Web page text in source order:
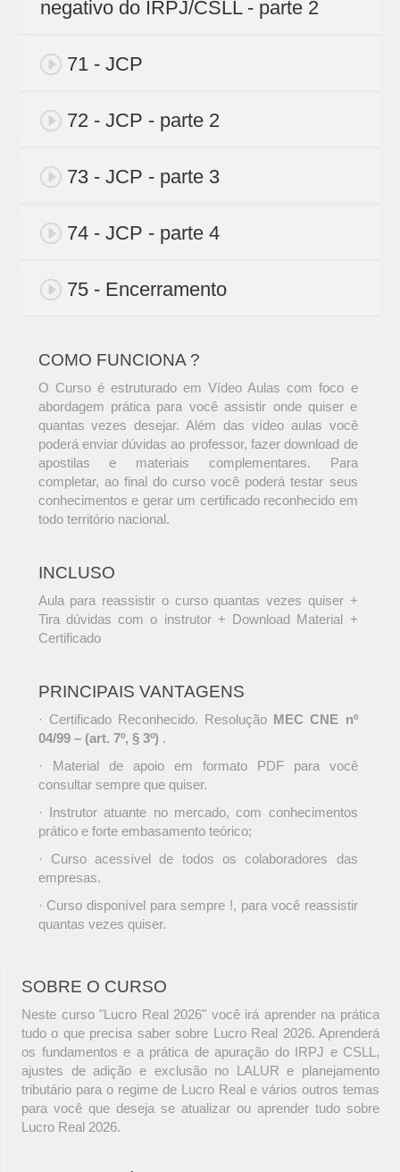
negativo do IRPJ/CSLL - parte 2
71 - JCP
72 - JCP - parte 2
73 - JCP - parte 3
74 - JCP - parte 4
75 - Encerramento
COMO FUNCIONA ?
O Curso é estruturado em Vídeo Aulas com foco e
abordagem prática para você assistir onde quiser e
quantas vezes desejar. Além das vídeo aulas você
poderá enviar dúvidas ao professor, fazer download de
apostilas e materiais complementares. Para
completar, ao final do curso você poderá testar seus
conhecimentos e gerar um certificado reconhecido em
todo território nacional.
INCLUSO
Aula para reassistir o curso quantas vezes quiser +
Tira dúvidas com o instrutor + Download Material +
Certificado
PRINCIPAIS VANTAGENS
· Certificado Reconhecido. Resolução MEC CNE nº
04/99 – (art. 7º, § 3º) .
· Material de apoio em formato PDF para você
consultar sempre que quiser.
· Instrutor atuante no mercado, com conhecimentos
prático e forte embasamento teórico;
· Curso acessível de todos os colaboradores das
empresas.
· Curso disponível para sempre !, para você reassistir
quantas vezes quiser.
SOBRE O CURSO
Neste curso "Lucro Real 2026" você irá aprender na prática
tudo o que precisa saber sobre Lucro Real 2026. Aprenderá
os fundamentos e a prática de apuração do IRPJ e CSLL,
ajustes de adição e exclusão no LALUR e planejamento
tributário para o regime de Lucro Real e vários outros temas
para você que deseja se atualizar ou aprender tudo sobre
Lucro Real 2026.